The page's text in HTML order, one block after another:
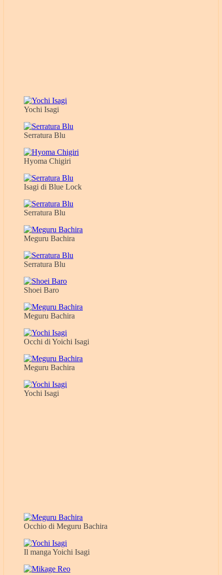
Yochi Isagi
Serratura Blu
Hyoma Chigiri
Isagi di Blue Lock
Serratura Blu
Meguru Bachira
Serratura Blu
Shoei Baro
Meguru Bachira
Occhi di Yoichi Isagi
Meguru Bachira
Yochi Isagi
Occhio di Meguru Bachira
Il manga Yoichi Isagi